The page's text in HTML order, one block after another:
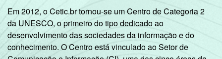
Em 2012, o Cetic.br tornou-se um Centro de Categoria 2
da UNESCO, o primeiro do tipo dedicado ao
desenvolvimento das sociedades da informação e do
conhecimento. O Centro está vinculado ao Setor de